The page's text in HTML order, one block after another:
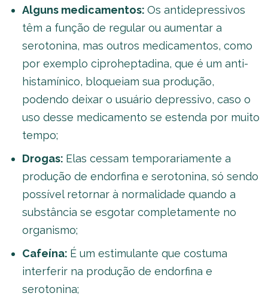
Alguns medicamentos: Os antidepressivos
têm a função de regular ou aumentar a
serotonina, mas outros medicamentos, como
por exemplo ciproheptadina, que é um anti-
histamínico, bloqueiam sua produção,
podendo deixar o usuário depressivo, caso o
uso desse medicamento se estenda por muito
tempo;
Drogas: Elas cessam temporariamente a
produção de endorfina e serotonina, só sendo
possível retornar à normalidade quando a
substância se esgotar completamente no
organismo;
Cafeína: É um estimulante que costuma
interferir na produção de endorfina e
serotonina;